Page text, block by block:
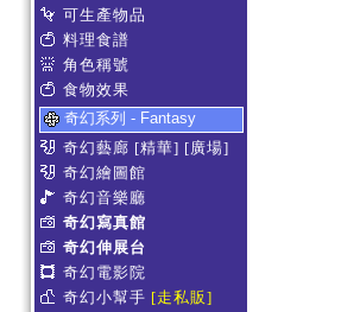
可生產物品
料理食譜
角色稱號
食物效果
奇幻系列 - Fantasy
奇幻藝廊 [精華] [廣場]
奇幻繪圖館
奇幻音樂廳
奇幻寫真館
奇幻伸展台
奇幻電影院
奇幻小幫手 [走私販]